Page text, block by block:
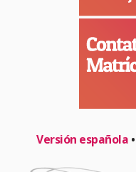
Versión española •